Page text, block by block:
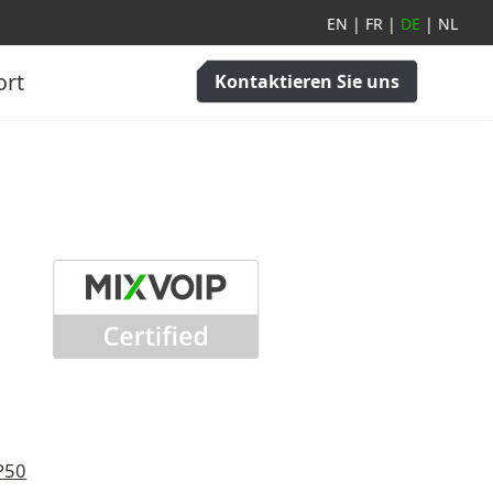
Kontaktieren Sie uns
EN | FR | DE | NL